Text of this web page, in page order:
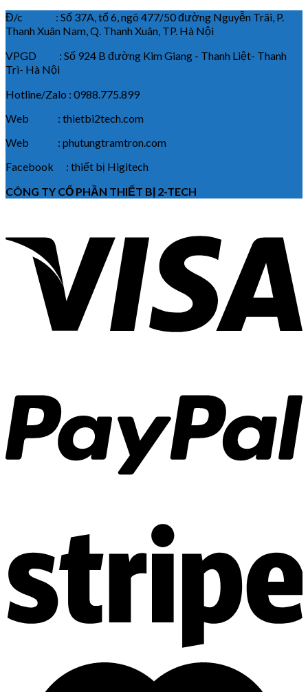
Đ/c : Số 37A, tổ 6, ngõ 477/50 đường Nguyễn Trãi, P.
Thanh Xuân Nam, Q. Thanh Xuân, TP. Hà Nội
VPGD : Số 924 B đường Kim Giang - Thanh Liệt- Thanh
Trì- Hà Nội
Hotline/Zalo : 0988.775.899
Web : thietbi2tech.com
Web : phutungtramtron.com
Facebook : thiết bị Higitech
CÔNG TY CỔ PHẦN THIẾT BỊ 2-TECH